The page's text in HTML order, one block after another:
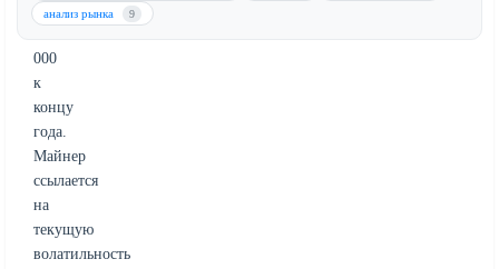
достичь
000
к
концу
года.
Майнер
ссылается
на
текущую
волатильность
анализ рынка 9